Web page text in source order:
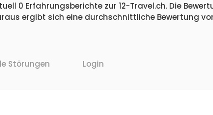
0 Erfahrungsberichte zur 12-Travel.ch. Die
ergibt sich eine durchschnittliche Bewertung
Störungen Login